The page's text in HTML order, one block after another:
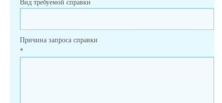
Вид требуемой справки
Причина запроса справки
*